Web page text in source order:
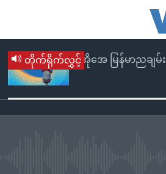
တိုက်ရိုက်လွှင့်ဗွီအိုအေ မြန်မာညချမ်း